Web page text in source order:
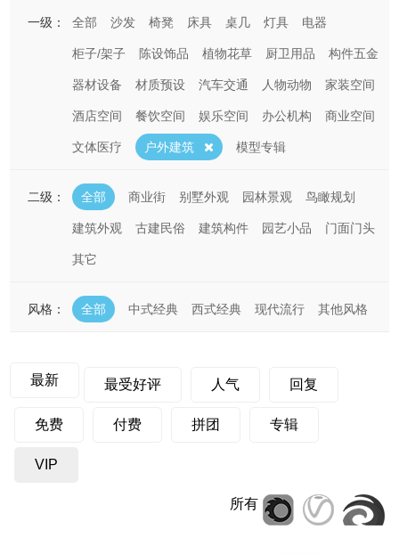
一级： 全部 沙发 椅凳 床具 桌几 灯具 电器
柜子/架子 陈设饰品 植物花草 厨卫用品 构件五金
器材设备 材质预设 汽车交通 人物动物 家装空间
酒店空间 餐饮空间 娱乐空间 办公机构 商业空间
文体医疗 户外建筑 模型专辑
二级： 全部 商业街 别墅外观 园林景观 鸟瞰规划
建筑外观 古建民俗 建筑构件 园艺小品 门面门头
其它
风格： 全部 中式经典 西式经典 现代流行 其他风格
最新 最受好评 人气 回复
免费 付费 拼团 专辑
VIP
所有